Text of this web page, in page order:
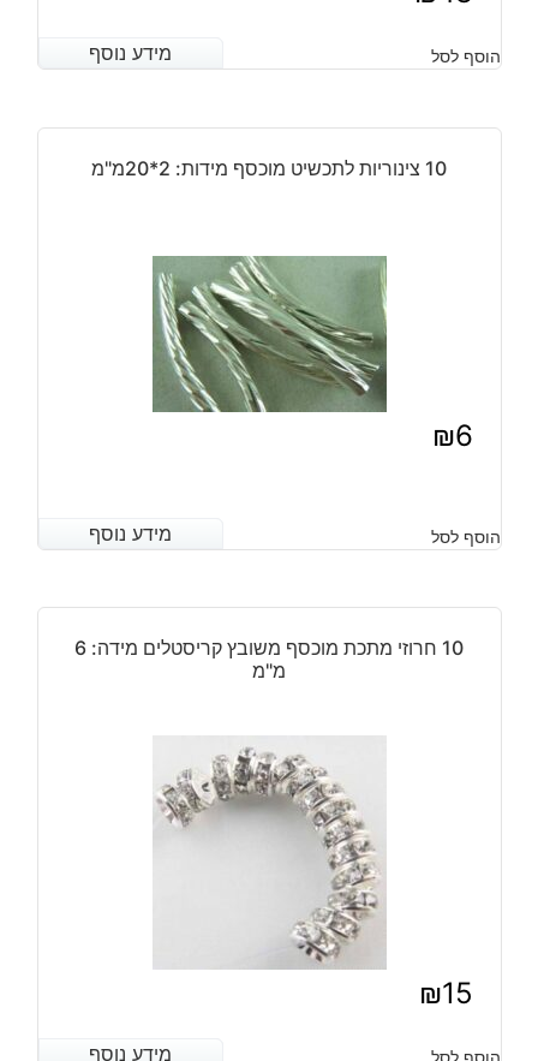
מידע נוסף הוסף לסל מידע נוסף
10 צינוריות לתכשיט מוכסף מידות: 2*20מ"מ
₪6
מידע נוסף הוסף לסל מידע נוסף
10 חרוזי מתכת מוכסף משובץ קריסטלים מידה: 6
מ"מ
₪15
מידע נוסף
מידע נוסף